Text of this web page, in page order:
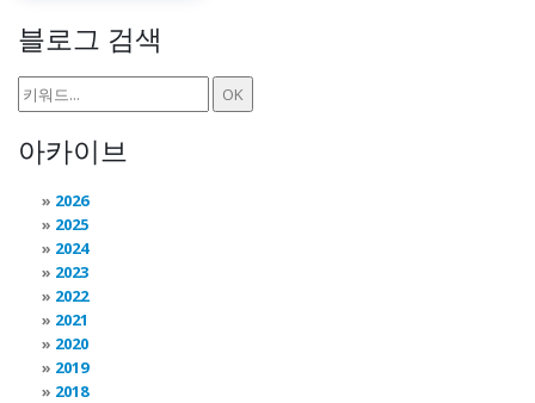
블로그 검색
아카이브
2026
2025
2024
2023
2022
2021
2020
2019
2018